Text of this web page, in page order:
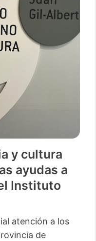
y cultura
ayudas a
Instituto
atención a los
de